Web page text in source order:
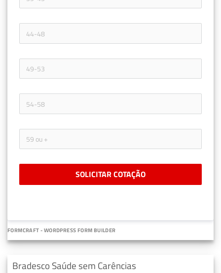
SOLICITAR COTAÇÃO
FORMCRAFT - WORDPRESS FORM BUILDER
Bradesco Saúde sem Carências